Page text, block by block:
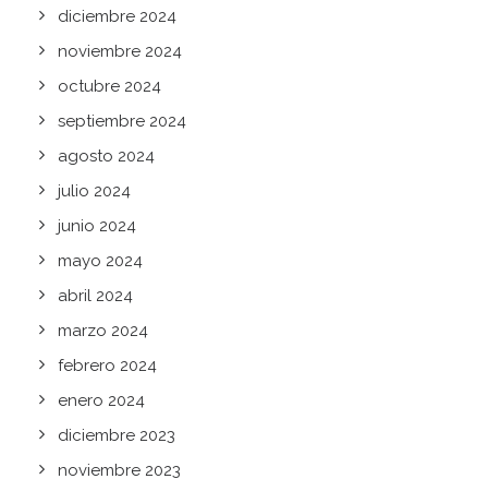
diciembre 2024
noviembre 2024
octubre 2024
septiembre 2024
agosto 2024
julio 2024
junio 2024
mayo 2024
abril 2024
marzo 2024
febrero 2024
enero 2024
diciembre 2023
noviembre 2023